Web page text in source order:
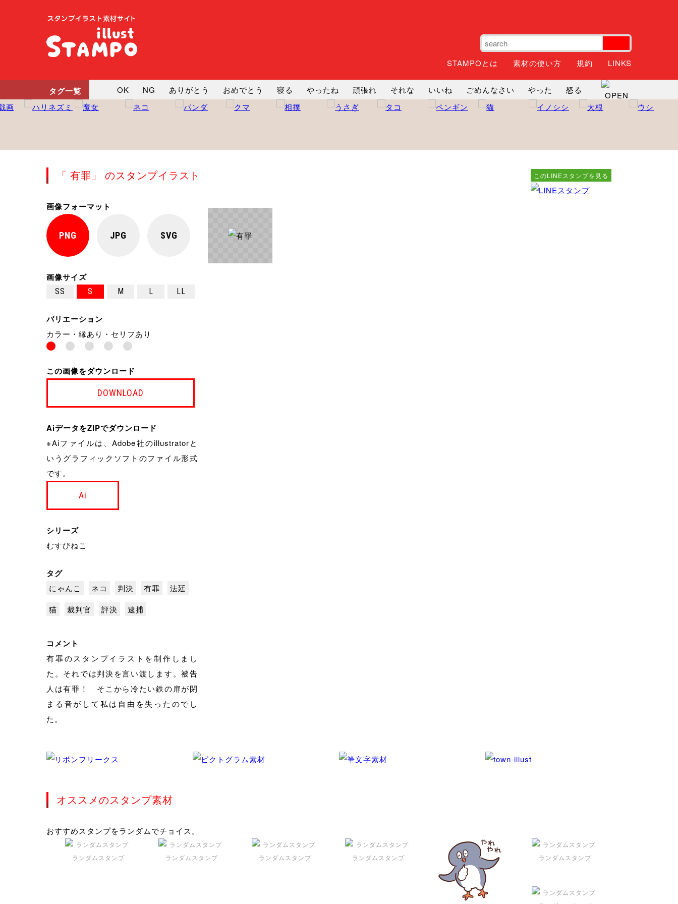
STAMPOとは 素材の使い方 規約 LINKS
タグ一覧 OK NG ありがとう おめでとう 寝る やったね 頑張れ それな いいね ごめんなさい やった
怒る
悲しい
だるい 衝撃 まったり 暇 じーっ えへへ おはよう おはよう 神 るんるん ファイト
焦る
「 有罪」 のスタンプイラスト
画像フォーマット
PNG JPG SVG
画像サイズ
SS S M L LL
バリエーション
カラー・縁あり・セリフあり
この画像をダウンロード
DOWNLOAD
AiデータをZIPでダウンロード
※Aiファイルは、Adobe社のillustratorと
いうグラフィックソフトのファイル形式
です。
Ai
シリーズ
むすびねこ
タグ
にゃんこ ネコ 判決 有罪
法廷
猫
裁判官 評決 逮捕
コメント
有罪のスタンプイラストを制作しまし
た。それでは判決を言い渡します。被告
人は有罪！ そこから冷たい鉄の扉が閉
まる音がして私は自由を失ったのでし
た。
このLINEスタンプを見る
オススメのスタンプ素材
おすすめスタンプをランダムでチョイス。
ランダムスタンプ ランダムスタンプ ランダムスタンプ ランダムスタンプ ランダムスタンプ